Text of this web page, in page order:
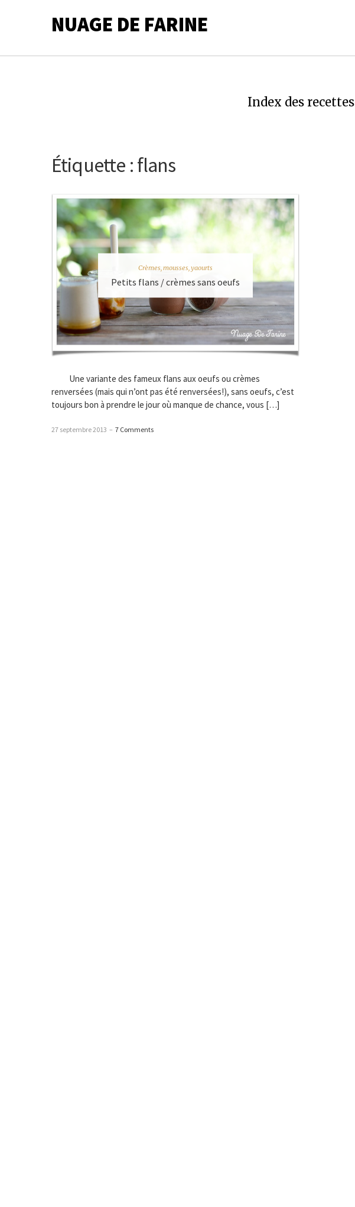
NUAGE DE FARINE
Index des recettes
Étiquette :flans
Crèmes, mousses, yaourts
Petits flans / crèmes sans oeufs
Une variante des fameux flans aux oeufs ou crèmes
renversées (mais qui n’ont pas été renversées!), sans oeufs, c’est
toujours bon à prendre le jour où manque de chance, vous […]
27 septembre 2013 – 7 Comments